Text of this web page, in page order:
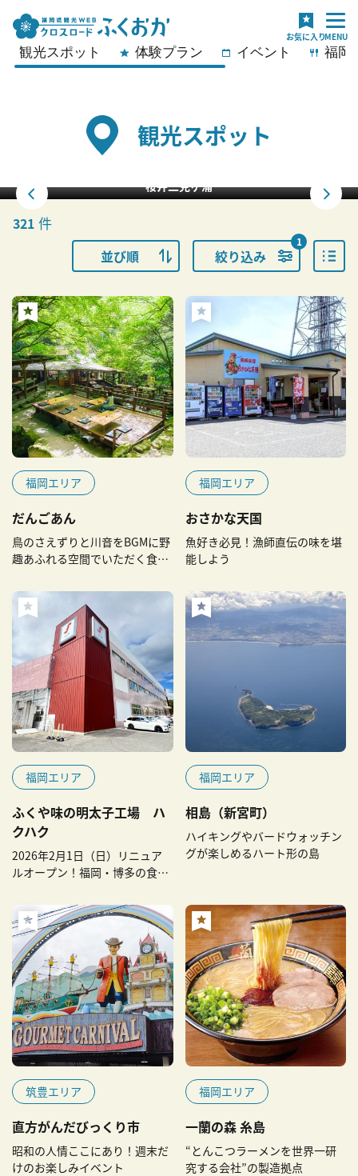
観光スポット 体験プラン イベント 福岡
観光スポット
桜井二見ヶ浦
321 件
並び順 絞り込み
1
福岡エリア
だんごあん
鳥のさえずりと川音をBGMに野
趣あふれる空間でいただく食事
福岡エリア
おさかな天国
魚好き必見！漁師直伝の味を堪
能しよう
福岡エリア
ふくや味の明太子工場 ハ
クハク
2026年2月1日（日）リニュア
ルオープン！福岡・博多の食と
福岡エリア
相島（新宮町）
ハイキングやバードウォッチン
グが楽しめるハート形の島
筑豊エリア
直方がんだびっくり市
昭和の人情ここにあり！週末だ
けのお楽しみイベント
福岡エリア
一蘭の森 糸島
“とんこつラーメンを世界一研
究する会社”の製造拠点